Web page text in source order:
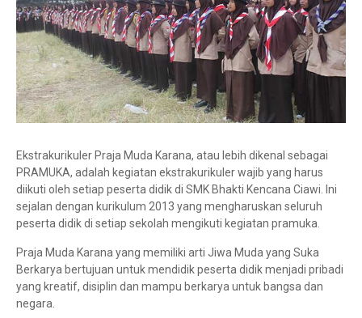
Ekstrakurikuler Praja Muda Karana, atau lebih dikenal sebagai
PRAMUKA, adalah kegiatan ekstrakurikuler wajib yang harus
diikuti oleh setiap peserta didik di SMK Bhakti Kencana Ciawi. Ini
sejalan dengan kurikulum 2013 yang mengharuskan seluruh
peserta didik di setiap sekolah mengikuti kegiatan pramuka.
Praja Muda Karana yang memiliki arti Jiwa Muda yang Suka
Berkarya bertujuan untuk mendidik peserta didik menjadi pribadi
yang kreatif, disiplin dan mampu berkarya untuk bangsa dan
negara.